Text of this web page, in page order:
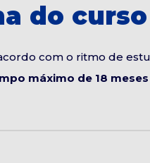
do curso
com o ritmo de
máximo de 18